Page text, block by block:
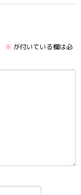
※ が付いている欄は必